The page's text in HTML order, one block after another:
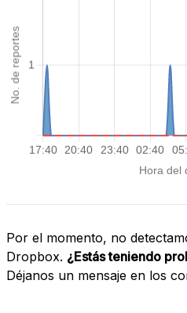
Por el momento, no
Dropbox. ¿Estás teniendo
Déjanos un mensaje en los